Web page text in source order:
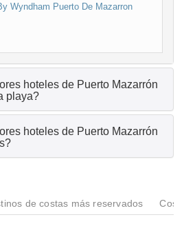
Wyndham Puerto De Mazarron
hoteles de Puerto Mazarrón
playa?
hoteles de Puerto Mazarrón
de costas más reservados